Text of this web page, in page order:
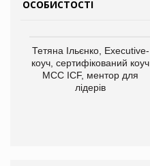
ОСОБИСТОСТІ
Тетяна Ільєнко, Executive-
коуч, сертифікований коуч
МСС ICF, ментор для
лідерів